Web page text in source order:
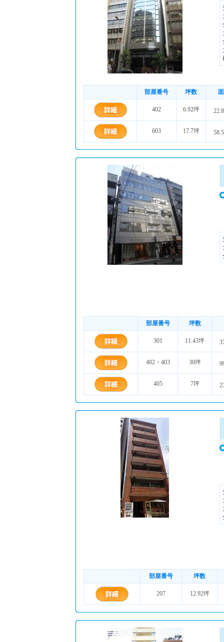
部屋番号 坪数
402 6.92坪
603 17.7坪
部屋番号 坪数
301 11.43坪
402・403 30坪
405 7坪
部屋番号 坪数
207 12.92坪